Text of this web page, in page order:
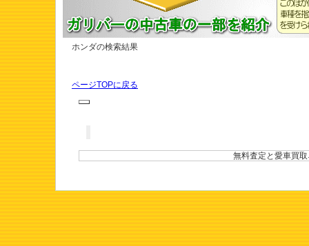
ホンダの検索結果
ページTOPに戻る
無料査定と愛車買